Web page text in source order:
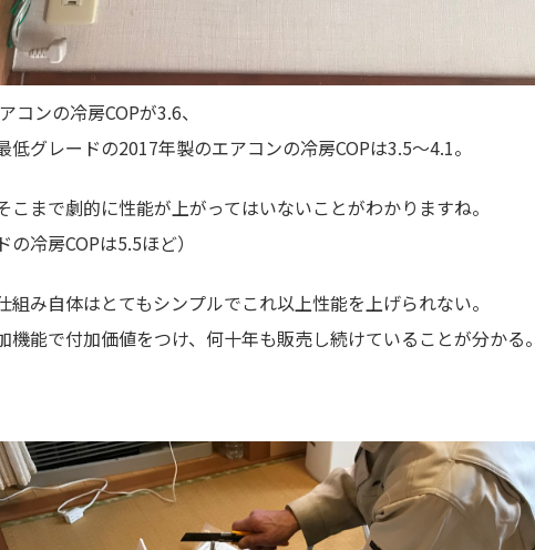
コンの冷房COPが3.6、
低グレードの2017年製のエアコンの冷房COPは3.5～4.1。
こまで劇的に性能が上がってはいないことがわかりますね。
の冷房COPは5.5ほど）
み自体はとてもシンプルでこれ以上性能を上げられない。
能で付加価値をつけ、何十年も販売し続けていることが分かる